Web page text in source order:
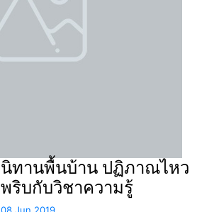
นิทานพื้นบ้าน ปฏิภาณไหว
พริบกับวิชาความรู้